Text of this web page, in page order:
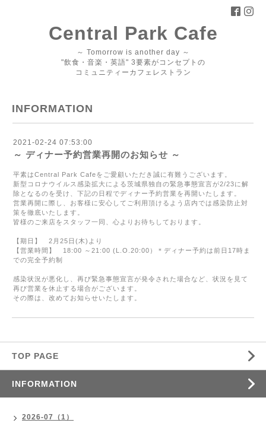
Central Park Cafe
～ Tomorrow is another day ～
"飲食・音楽・英語" 3要素がコンセプトの
コミュニティーカフェレストラン
INFORMATION
2021-02-24 07:53:00
～ ディナー予約営業再開のお知らせ ～
平素はCentral Park Cafeをご愛顧いただき誠に有難うございます。
新型コロナウイルス感染拡大による茨城県独自の緊急事態宣言が2/23に解
除となるのを受け、下記の日程でディナー予約営業を再開いたします。
営業再開に際し、お客様に安心してご利用頂けるよう店内では感染防止対
策を徹底いたします。
皆様のご来店をスタッフ一同、心よりお待ちしております。
【期日】 2 月 25 日 (木) より
【営業時間】 18:00 ～ 21:00 (L.O.20:00 ） ＊ディナー予約は前日 17時ま
での完全予約制
感染状況が悪化し、再び緊急事態宣言が発令された場合など、状況を見て
再び営業を休止する場合がございます。
その際は、改めてお知らせいたします。
TOP PAGE
INFORMATION
2026-07（1）